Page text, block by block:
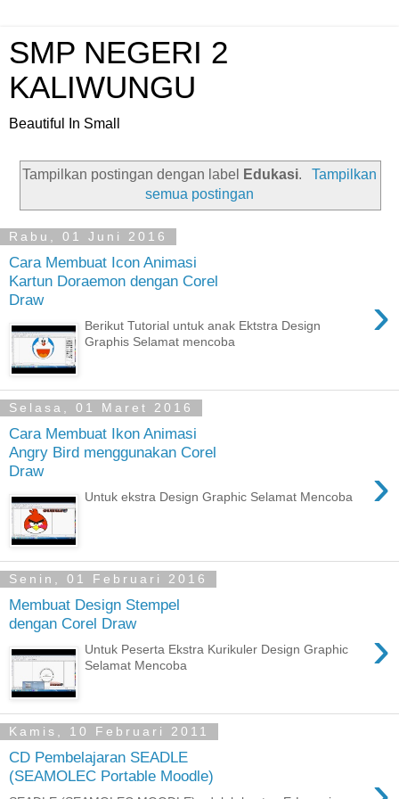
SMP NEGERI 2
KALIWUNGU
Beautiful In Small
Tampilkan postingan dengan label Edukasi.
Tampilkan
semua postingan
Rabu, 01 Juni 2016
Cara Membuat Icon Animasi
Kartun Doraemon dengan Corel
Draw
›
Berikut Tutorial untuk anak Ektstra Design
Graphis Selamat mencoba
Selasa, 01 Maret 2016
Cara Membuat Ikon Animasi
Angry Bird menggunakan Corel
Draw
›
Untuk ekstra Design Graphic Selamat Mencoba
Senin, 01 Februari 2016
Membuat Design Stempel
dengan Corel Draw
›
Untuk Peserta Ekstra Kurikuler Design Graphic
Selamat Mencoba
Kamis, 10 Februari 2011
CD Pembelajaran SEADLE
(SEAMOLEC Portable Moodle)